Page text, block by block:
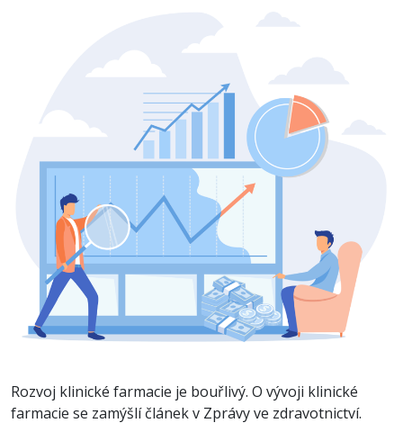
Rozvoj klinické farmacie je bouřlivý. O vývoji klinické
farmacie se zamýšlí článek v Zprávy ve zdravotnictví.